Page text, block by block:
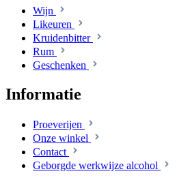
Wijn
Likeuren
Kruidenbitter
Rum
Geschenken
Informatie
Proeverijen
Onze winkel
Contact
Geborgde werkwijze alcohol